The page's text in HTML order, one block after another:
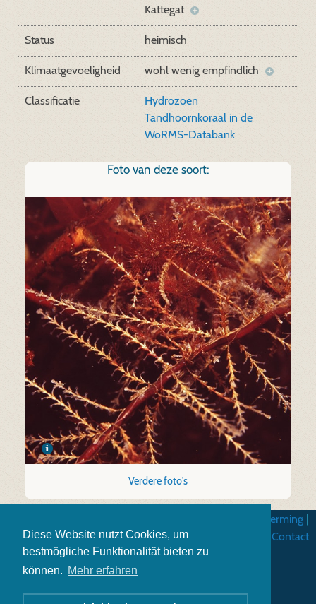
Diese Website nutzt Cookies, um
bestmögliche Funktionalität bieten zu
können. Mehr erfahren
Kattegat
Status heimisch
Klimaatgevoeligheid wohl wenig empfindlich
Classificatie
Hydrozoen
Tandhoornkoraal in de
WoRMS-Databank
Foto van deze soort:
Verdere foto's
Gegevensbescherming |
Contact